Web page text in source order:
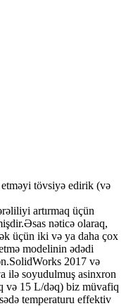
tövsiyə edirik (və
artırmaq üçün
nəticə olaraq,
üçün iki və ya daha çox
modelinin ədədi
2017 və
ilə soyudulmuş asinxron
və 15 L/dəq) biz müvafiq
temperaturu effektiv